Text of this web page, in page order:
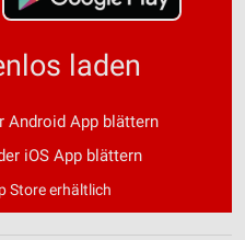
laden
App blättern
iOS App blättern
Store erhältlich